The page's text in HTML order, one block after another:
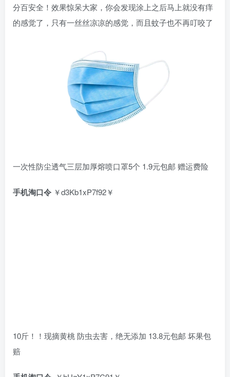
分百安全！效果惊呆大家，你会发现涂上之后马上就没有痒
的感觉了，只有一丝丝凉凉的感觉，而且蚊子也不再叮咬了
一次性防尘透气三层加厚熔喷口罩5个 1.9元包邮 赠运费险
手机淘口令 ￥d3Kb1xP7f92￥
10斤！！现摘黄桃 防虫去害，绝无添加 13.8元包邮 坏果包
赔